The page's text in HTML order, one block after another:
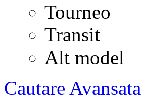
Tourneo
Transit
Alt model
Cautare Avansata